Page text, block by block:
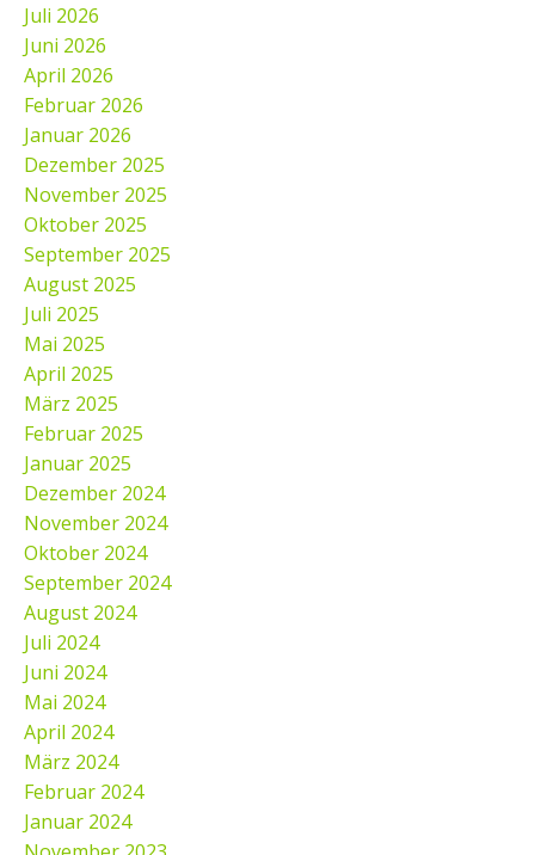
Juli 2026
Juni 2026
April 2026
Februar 2026
Januar 2026
Dezember 2025
November 2025
Oktober 2025
September 2025
August 2025
Juli 2025
Mai 2025
April 2025
März 2025
Februar 2025
Januar 2025
Dezember 2024
November 2024
Oktober 2024
September 2024
August 2024
Juli 2024
Juni 2024
Mai 2024
April 2024
März 2024
Februar 2024
Januar 2024